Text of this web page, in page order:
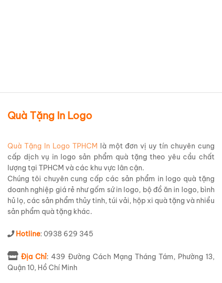
Quà Tặng In Logo
Quà Tặng In Logo TPHCM là một đơn vị uy tín chuyên cung
cấp dịch vụ in logo sản phẩm quà tặng theo yêu cầu chất
lượng tại TPHCM và các khu vực lân cận.
Chúng tôi chuyên cung cấp các sản phẩm in logo quà tặng
doanh nghiệp giá rẻ như gốm sứ in logo, bộ đồ ăn in logo, bình
hủ lọ, các sản phẩm thủy tinh, túi vải, hộp xi quà tặng và nhiều
sản phẩm quà tặng khác.
Hotline: 0938 629 345
Địa Chỉ: 439 Đường Cách Mạng Tháng Tám, Phường 13,
Quận 10, Hồ Chí Minh